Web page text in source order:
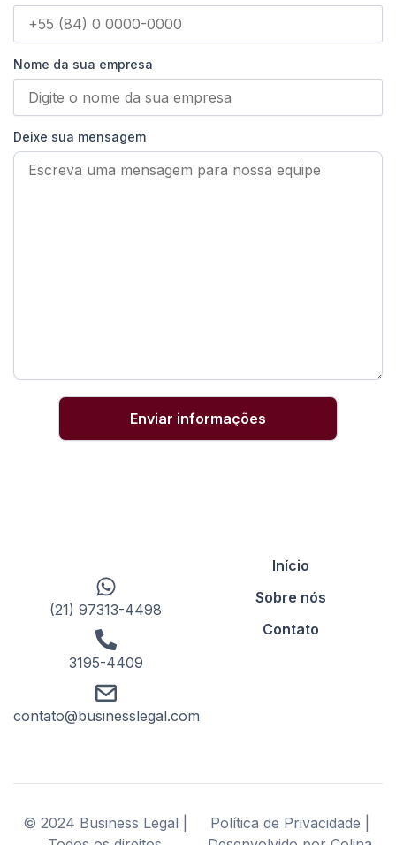
Nome da sua empresa
Deixe sua mensagem
(21) 97313-4498
3195-4409
contato@businesslegal.com
Início
Sobre nós
Contato
© 2024 Business Legal |
Política de Privacidade |